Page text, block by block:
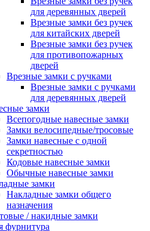
для деревянных дверей
Врезные замки без ручек
для китайских дверей
Врезные замки без ручек
для противопожарных
дверей
Врезные замки с ручками
Врезные замки с ручками
для деревянных дверей
замки
Всепогодные навесные замки
Замки велосипедные/тросовые
Замки навесные с одной
секретностью
Кодовые навесные замки
Обычные навесные замки
замки
Накладные замки общего
назначения
/ накидные замки
фурнитура